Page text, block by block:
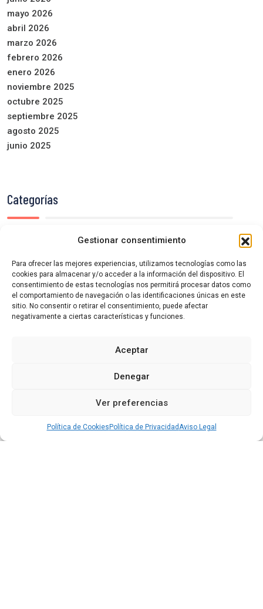
Gestionar consentimiento
Para ofrecer las mejores experiencias, utilizamos tecnologías como las
cookies para almacenar y/o acceder a la información del dispositivo. El
consentimiento de estas tecnologías nos permitirá procesar datos como
el comportamiento de navegación o las identificaciones únicas en este
sitio. No consentir o retirar el consentimiento, puede afectar
negativamente a ciertas características y funciones.
Aceptar
Denegar
Ver preferencias
Política de Cookies Política de PrivacidadAviso Legal
mayo 2026
abril 2026
marzo 2026
febrero 2026
enero 2026
noviembre 2025
octubre 2025
septiembre 2025
agosto 2025
junio 2025
Categorías
Semana de Cine de Cuéllar
Sin categoría